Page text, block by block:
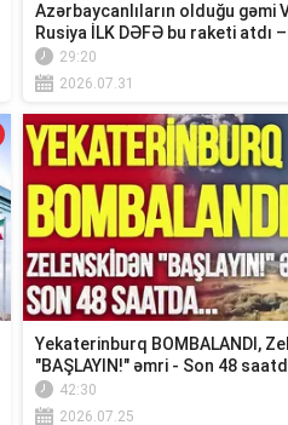
Azərbaycanlıların olduğu gəmi
Rusiya İLK DƏFƏ bu raketi atdı –
Xəbər”
29:20
2026.07.31
Yekaterinburq BOMBALANDI,
"BAŞLAYIN!" əmri - Son 48
42:30
2026.07.25